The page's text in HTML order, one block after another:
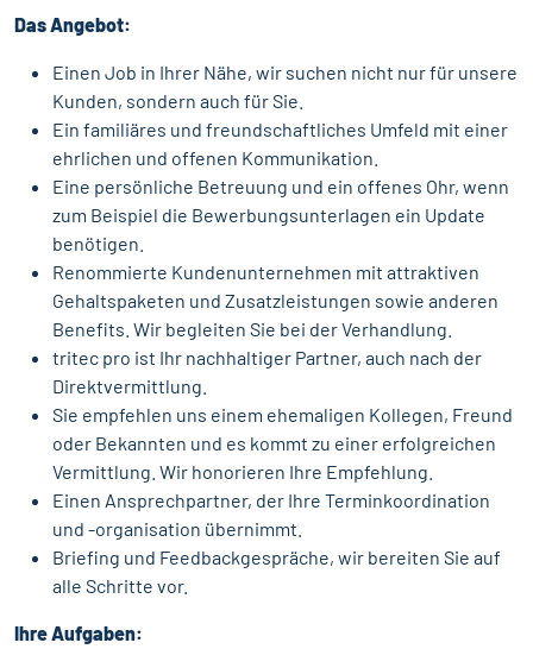
Das Angebot:
Einen Job in Ihrer Nähe, wir suchen nicht nur für unsere
Kunden, sondern auch für Sie.
Ein familiäres und freundschaftliches Umfeld mit einer
ehrlichen und offenen Kommunikation.
Eine persönliche Betreuung und ein offenes Ohr, wenn
zum Beispiel die Bewerbungsunterlagen ein Update
benötigen.
Renommierte Kundenunternehmen mit attraktiven
Gehaltspaketen und Zusatzleistungen sowie anderen
Benefits. Wir begleiten Sie bei der Verhandlung.
tritec pro ist Ihr nachhaltiger Partner, auch nach der
Direktvermittlung.
Sie empfehlen uns einem ehemaligen Kollegen, Freund
oder Bekannten und es kommt zu einer erfolgreichen
Vermittlung. Wir honorieren Ihre Empfehlung.
Einen Ansprechpartner, der Ihre Terminkoordination
und -organisation übernimmt.
Briefing und Feedbackgespräche, wir bereiten Sie auf
alle Schritte vor.
Ihre Aufgaben: